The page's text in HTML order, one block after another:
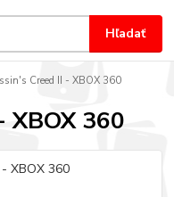
Hľadať
Creed II - XBOX 360
XBOX 360